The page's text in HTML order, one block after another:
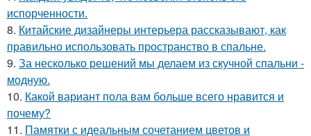
испорченности.
8. Китайские дизайнеры интерьера рассказывают, как
правильно использовать пространство в спальне.
9. За несколько решений мы делаем из скучной спальни -
модную.
10. Какой вариант пола вам больше всего нравится и
почему?
11. Памятки с идеальным сочетанием цветов и